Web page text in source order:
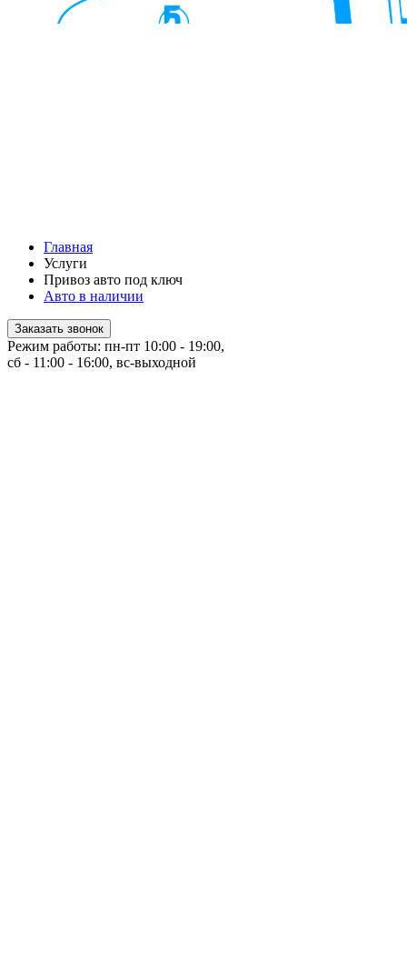
Главная
Услуги
Привоз авто под ключ
Авто в наличии
Заказать звонок
Режим работы: пн-пт 10:00 - 19:00,
сб - 11:00 - 16:00, вс-выходной